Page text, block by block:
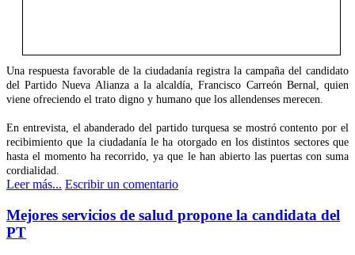
Una respuesta favorable de la ciudadanía registra la campaña del candidato
del Partido Nueva Alianza a la alcaldía, Francisco Carreón Bernal, quien
viene ofreciendo el trato digno y humano que los allendenses merecen.
En entrevista, el abanderado del partido turquesa se mostró contento por el
recibimiento que la ciudadanía le ha otorgado en los distintos sectores que
hasta el momento ha recorrido, ya que le han abierto las puertas con suma
cordialidad.
Leer más... Escribir un comentario
Mejores servicios de salud propone la candidata del
PT